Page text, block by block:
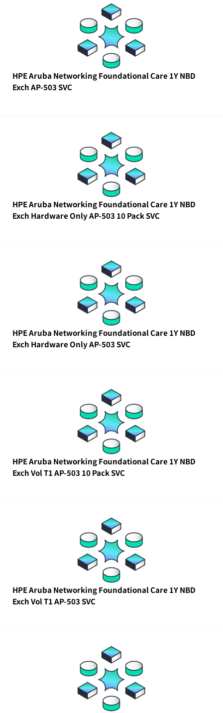
HPE Aruba Networking Foundational Care 1Y NBD
Exch AP-503 SVC
HPE Aruba Networking Foundational Care 1Y NBD
Exch Hardware Only AP-503 10 Pack SVC
HPE Aruba Networking Foundational Care 1Y NBD
Exch Hardware Only AP-503 SVC
HPE Aruba Networking Foundational Care 1Y NBD
Exch Vol T1 AP-503 10 Pack SVC
HPE Aruba Networking Foundational Care 1Y NBD
Exch Vol T1 AP-503 SVC